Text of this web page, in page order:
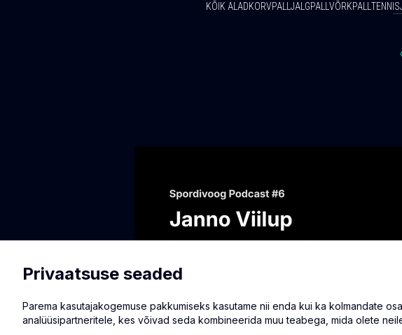
KÕIK ALADKORVPALL JALGPALL VÕRKPALL TENNIS
Privaatsuse seaded
Parema kasutajakogemuse pakkumiseks kasutame nii enda kui ka kolmandate
analüüsipartneritele, kes võivad seda kombineerida muu teabega, mida olete